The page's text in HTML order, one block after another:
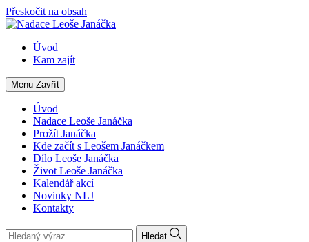
Přeskočit na obsah
Úvod
Kam zajít
Menu Zavřít
Úvod
Nadace Leoše Janáčka
Prožít Janáčka
Kde začít s Leošem Janáčkem
Dílo Leoše Janáčka
Život Leoše Janáčka
Kalendář akcí
Novinky NLJ
Kontakty
Hledat